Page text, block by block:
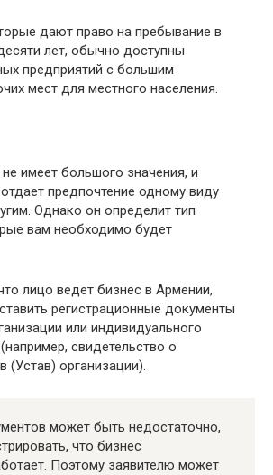
дают право на пребывание в
лет, обычно доступны
предприятий с большим
мест для местного населения.
имеет большого значения, и
предпочтение одному виду
Однако он определит тип
вам необходимо будет
лицо ведет бизнес в Армении,
регистрационные документы
или индивидуального
свидетельство о
(Устав) организации).
может быть недостаточно,
что бизнес
Поэтому заявителю может